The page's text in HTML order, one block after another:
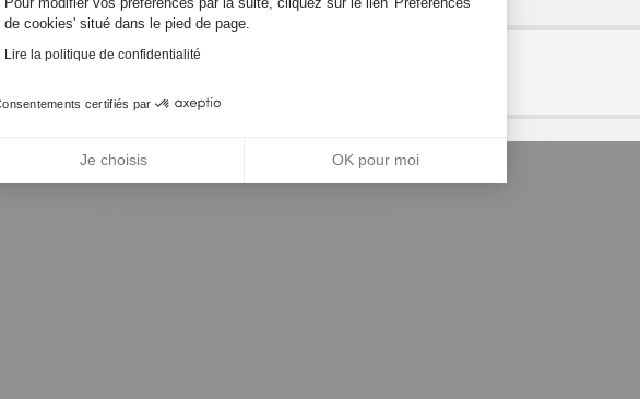
de cookies' situé dans le pied de page.
Lire la politique de confidentialité
certifiés par
Je choisis OK pour moi